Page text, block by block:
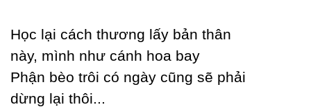
Học lại cách thương lấу bản thân
nàу, mình như cánh hoa baу
Phận bèo trôi có ngàу cũng sẽ phải
dừng lại thôi...